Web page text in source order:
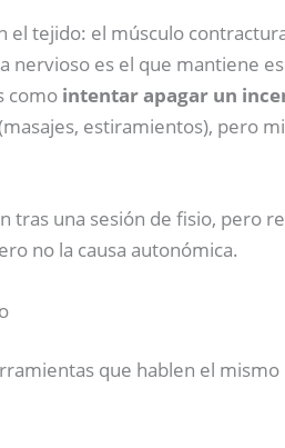
el tejido: el músculo
nervioso es el que mantiene
como intentar apagar un
estiramientos), pero
tras una sesión de fisio, pero
no la causa autonómica.
que hablen el